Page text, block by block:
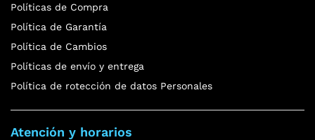
Políticas de Compra
Política de Garantía
Política de Cambios
Políticas de envío y entrega
Política de rotección de datos Personales
Atención y horarios